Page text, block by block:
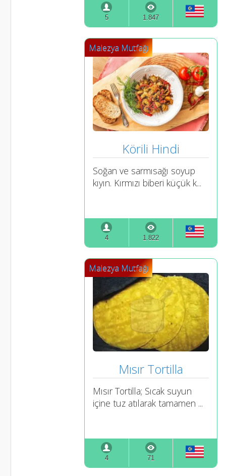
5 1.847
Körili Hindi
Soğan ve sarmısağı soyup
kıyın. Kırmızı biberi küçük k...
Malezya Mutfağı
4 1.822
Mısır Tortilla
Mısır Tortilla; Sıcak suyun
içine tuz atılarak tamamen ...
Malezya Mutfağı
4 71